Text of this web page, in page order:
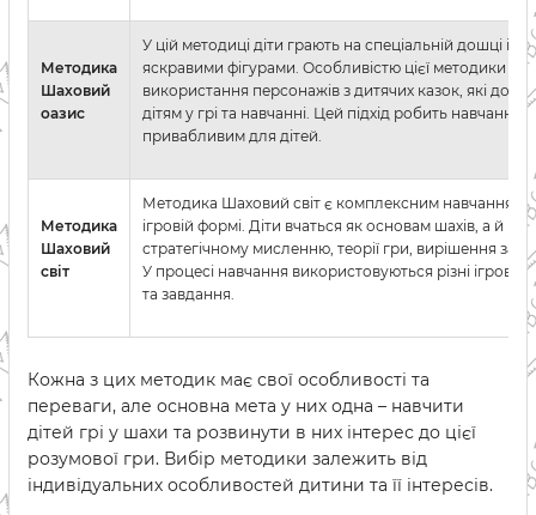
Методика
Шаховий
оазис
У цій методиці діти грають на спеціальній дошці із
яскравими фігурами. Особливістю цієї методики є
використання персонажів з дитячих казок, які
дітям у грі та навчанні. Цей підхід робить навчання
привабливим для дітей.
Методика
Шаховий
світ
Методика Шаховий світ є комплексним навчанням
ігровій формі. Діти вчаться як основам шахів, а й
стратегічному мисленню, теорії гри, вирішення
У процесі навчання використовуються різні ігрові
та завдання.
Кожна з цих методик має свої особливості та
переваги, але основна мета у них одна – навчити
дітей грі у шахи та розвинути в них інтерес до цієї
розумової гри. Вибір методики залежить від
індивідуальних особливостей дитини та її інтересів.